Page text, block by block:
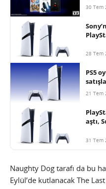
30 Tem
28 Tem
PS5
21 Tem
aştı,
31 Tem
Naughty Dog tarafı da bu
Eylül’de kutlanacak The